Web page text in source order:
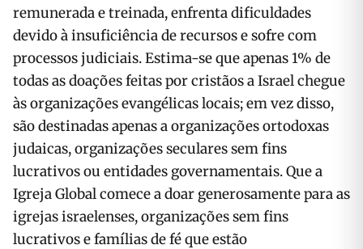
remunerada e treinada, enfrenta dificuldades
devido à insuficiência de recursos e sofre com
processos judiciais. Estima-se que apenas 1% de
todas as doações feitas por cristãos a Israel chegue
às organizações evangélicas locais; em vez disso,
são destinadas apenas a organizações ortodoxas
judaicas, organizações seculares sem fins
lucrativos ou entidades governamentais. Que a
Igreja Global comece a doar generosamente para as
igrejas israelenses, organizações sem fins
lucrativos e famílias de fé que estão